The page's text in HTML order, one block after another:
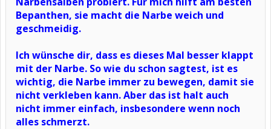
Bepanthen, sie macht die Narbe weich und
geschmeidig.
Ich wünsche dir, dass es dieses Mal besser klappt
mit der Narbe. So wie du schon sagtest, ist es
wichtig, die Narbe immer zu bewegen, damit sie
nicht verkleben kann. Aber das ist halt auch
nicht immer einfach, insbesondere wenn noch
alles schmerzt.